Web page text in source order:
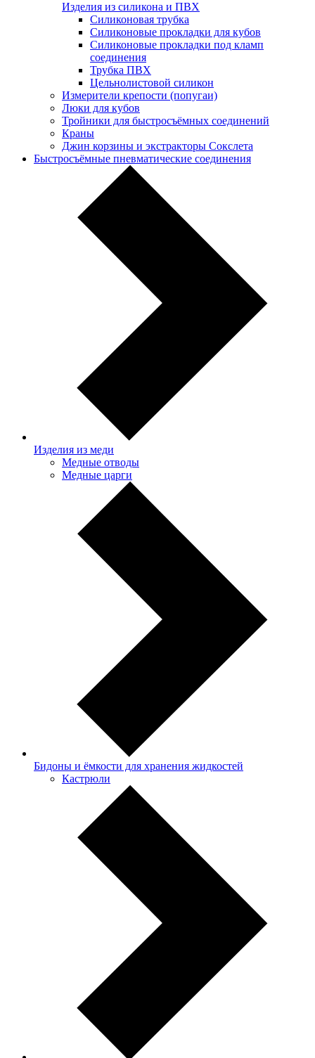
Изделия из силикона и ПВХ
Силиконовая трубка
Силиконовые прокладки для кубов
Силиконовые прокладки под кламп
соединения
Трубка ПВХ
Цельнолистовой силикон
Измерители крепости (попугаи)
Люки для кубов
Тройники для быстросъёмных соединений
Краны
Джин корзины и экстракторы Сокслета
Быстросъёмные пневматические соединения
Изделия из меди
Медные отводы
Медные царги
Бидоны и ёмкости для хранения жидкостей
Кастрюли